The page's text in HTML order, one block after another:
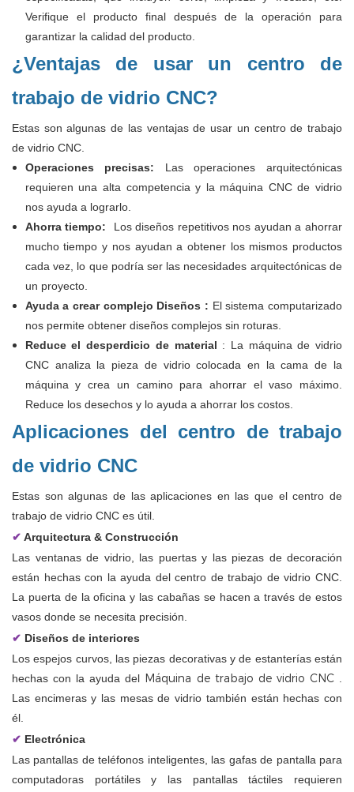
Verifique el producto final después de la operación para
garantizar la calidad del producto.
¿Ventajas de usar un centro de
trabajo de vidrio CNC?
Estas son algunas de las ventajas de usar un centro de trabajo
de vidrio CNC.
Operaciones precisas: Las operaciones arquitectónicas
requieren una alta competencia y la máquina CNC de vidrio
nos ayuda a lograrlo.
Ahorra tiempo:
Los diseños repetitivos nos ayudan a ahorrar
mucho tiempo y nos ayudan a obtener los mismos productos
cada vez, lo que podría ser las necesidades arquitectónicas de
un proyecto.
Ayuda a crear complejo Diseños : El sistema computarizado
nos permite obtener diseños complejos sin roturas.
Reduce el desperdicio de material : La máquina de vidrio
CNC analiza la pieza de vidrio colocada en la cama de la
máquina y crea un camino para ahorrar el vaso máximo.
Reduce los desechos y lo ayuda a ahorrar los costos.
Aplicaciones del centro de trabajo
de vidrio CNC
Estas son algunas de las aplicaciones en las que el centro de
trabajo de vidrio CNC es útil.
✔ Arquitectura & Construcción
Las ventanas de vidrio, las puertas y las piezas de decoración
están hechas con la ayuda del centro de trabajo de vidrio CNC.
La puerta de la oficina y las cabañas se hacen a través de estos
vasos donde se necesita precisión.
✔ Diseños de interiores
Los espejos curvos, las piezas decorativas y de estanterías están
hechas con la ayuda del Máquina de trabajo de vidrio CNC .
Las encimeras y las mesas de vidrio también están hechas con
él.
✔ Electrónica
Las pantallas de teléfonos inteligentes, las gafas de pantalla para
computadoras portátiles y las pantallas táctiles requieren